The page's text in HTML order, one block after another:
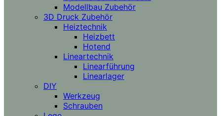
Modellbau Zubehör
3D Druck Zubehör
Heiztechnik
Heizbett
Hotend
Lineartechnik
Linearführung
Linearlager
DIY
Werkzeug
Schrauben